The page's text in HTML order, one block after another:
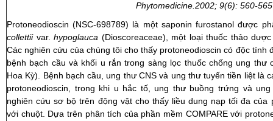
Phytomedicine.2002; 9(6): 560-565
Protoneodioscin (NSC-698789) là một saponin furostanol được
collettiivar.hypoglauca (Dioscoreaceae), một loại thuốc thảo
Các nghiên cứu của chúng tôi cho thấy protoneodioscin có độc tính
bệnh bạch cầu và khối u rắn trong sàng lọc thuốc chống ung thư
Hoa Kỳ). Bệnh bạch cầu, ung thư CNS và ung thư tuyến tiền liệt là
protoneodioscin, trong khi u hắc tố, ung thư buồng trứng và
nghiên cứu sơ bộ trên động vật cho thấy liều dung nạp tối đa của
với chuột. Dựa trên phân tích của phần mềm COMPARE với